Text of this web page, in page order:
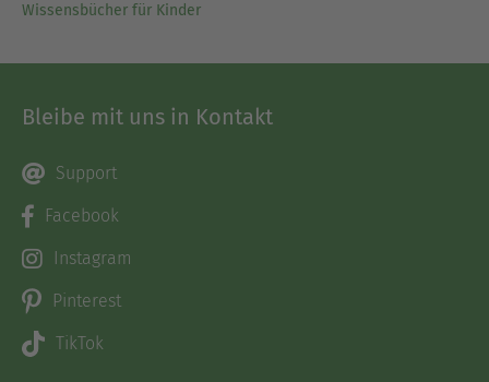
Wissensbücher für Kinder
Bleibe mit uns in Kontakt
Support
Facebook
Instagram
Pinterest
TikTok